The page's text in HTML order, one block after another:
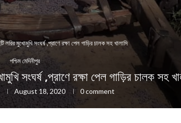
লরির মুখোমুখি সংঘর্ষ ,প্রাণে রক্ষা পেল গাড়ির চালক সহ খালাসি
পশ্চিম মেদিনীপুর
সংঘর্ষ ,প্রাণে রক্ষা পেল গাড়ির চালক সহ
August 18, 2020 0 comment